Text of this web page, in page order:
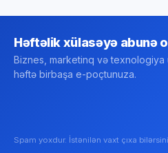
Həftəlik xülasəyə abunə
Biznes, marketinq və texnologiya
həftə birbaşa e-poçtunuza.
Spam yoxdur. İstənilən vaxt çıxa